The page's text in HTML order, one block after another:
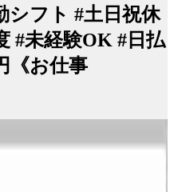
シフト #土日祝休
#未経験OK #日払
《お仕事